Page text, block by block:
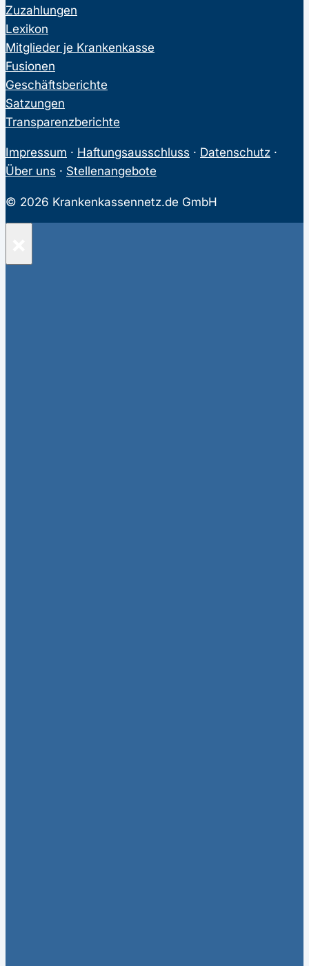
Zuzahlungen
Lexikon
Mitglieder je Krankenkasse
Fusionen
Geschäftsberichte
Satzungen
Transparenzberichte
Impressum · Haftungsausschluss · Datenschutz ·
Über uns · Stellenangebote
© 2026 Krankenkassennetz.de GmbH